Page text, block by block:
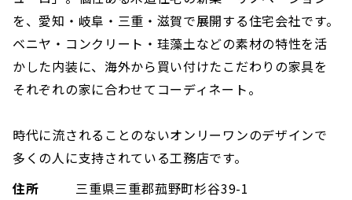
を、愛知・岐阜・三重・滋賀で展開する住宅会社です。
ベニヤ・コンクリート・珪藻土などの素材の特性を活
かした内装に、海外から買い付けたこだわりの家具を
それぞれの家に合わせてコーディネート。
時代に流されることのないオンリーワンのデザインで
多くの人に支持されている工務店です。
住所
三重県三重郡菰野町杉谷39-1